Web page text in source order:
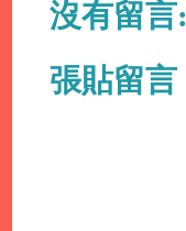
沒有留言:
張貼留言